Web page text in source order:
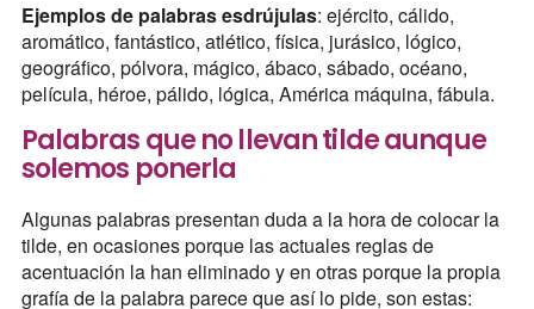
Ejemplos de palabras esdrújulas: ejército, cálido,
aromático, fantástico, atlético, física, jurásico, lógico,
geográfico, pólvora, mágico, ábaco, sábado, océano,
película, héroe, pálido, lógica, América máquina, fábula.
Palabras que no llevan tilde aunque
solemos ponerla
Algunas palabras presentan duda a la hora de colocar la
tilde, en ocasiones porque las actuales reglas de
acentuación la han eliminado y en otras porque la propia
grafía de la palabra parece que así lo pide, son estas: